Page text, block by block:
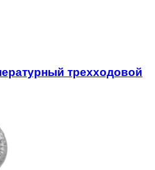
трехходовой